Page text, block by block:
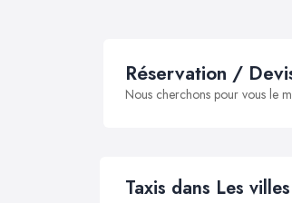
Réservation /
Nous cherchons pour vous le
Taxis dans Les